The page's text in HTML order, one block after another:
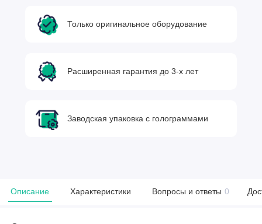
Только оригинальное оборудование
Расширенная гарантия до 3-х лет
Заводская упаковка с голограммами
Описание Характеристики Вопросы и ответы 0